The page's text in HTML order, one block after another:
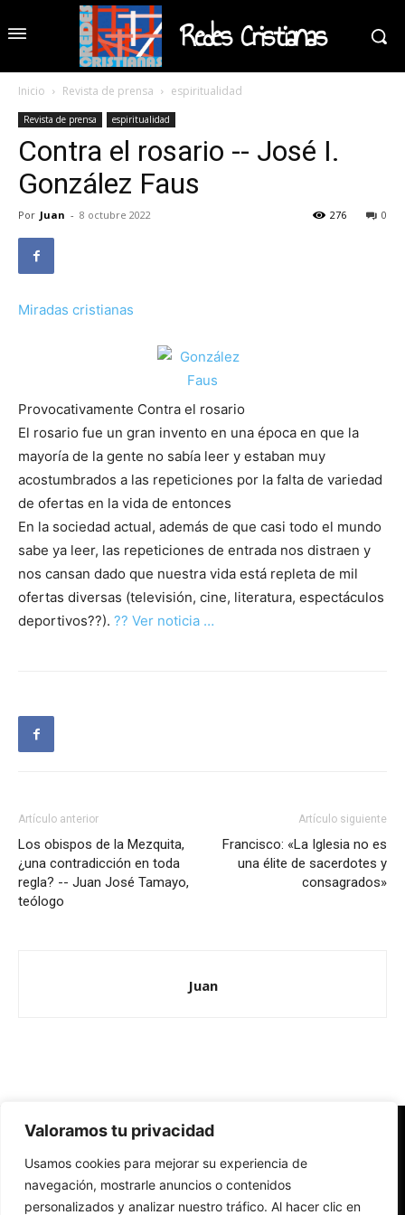
Valoramos tu privacidad
Usamos cookies para mejorar su experiencia de
navegación, mostrarle anuncios o contenidos
personalizados y analizar nuestro tráfico. Al hacer clic en
Redes Cristianas
Inicio Revista de prensa espiritualidad
Revista de prensa espiritualidad
Contra el rosario -- José I.
González Faus
Por Juan - 8 octubre 2022 0
276
Miradas cristianas
Provocativamente Contra el rosario
El rosario fue un gran invento en una época en que la
mayoría de la gente no sabía leer y estaban muy
acostumbrados a las repeticiones por la falta de variedad
de ofertas en la vida de entonces
En la sociedad actual, además de que casi todo el mundo
sabe ya leer, las repeticiones de entrada nos distraen y
nos cansan dado que nuestra vida está repleta de mil
ofertas diversas (televisión, cine, literatura, espectáculos
deportivos??). ?? Ver noticia …
Artículo anterior
Los obispos de la Mezquita,
¿una contradicción en toda
regla? -- Juan José Tamayo,
teólogo
Artículo siguiente
Francisco: «La Iglesia no es
una élite de sacerdotes y
consagrados»
Juan
Redes Cristianas
Una mirada alternativa sobre la Iglesia católica y la sociedad
- Colectivos de Redes Cristianas